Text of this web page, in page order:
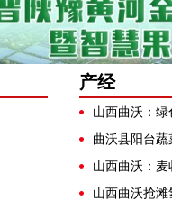
产经
山西曲沃：绿
曲沃县阳台蔬
山西曲沃：麦
山西曲沃抢滩